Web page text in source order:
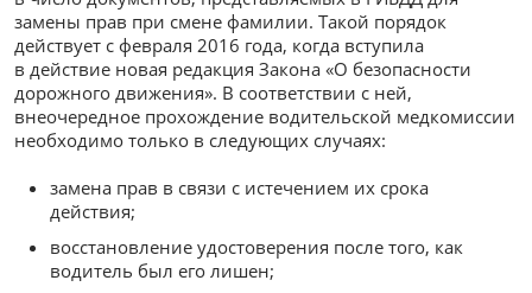
замены прав при смене фамилии. Такой порядок
действует с февраля 2016 года, когда вступила
в действие новая редакция Закона «О безопасности
дорожного движения». В соответствии с ней,
внеочередное прохождение водительской медкомиссии
необходимо только в следующих случаях:
замена прав в связи с истечением их срока
действия;
восстановление удостоверения после того, как
водитель был его лишен;